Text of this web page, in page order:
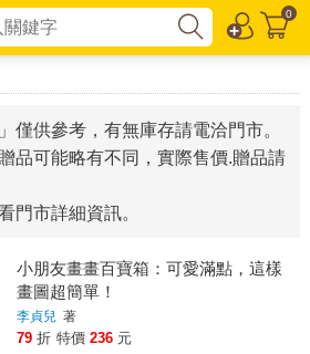
0
僅供參考，有無庫存請電洽門市。
品可能略有不同，實際售價.贈品請
門市詳細資訊。
小朋友畫畫百寶箱：可愛滿點，這樣
畫圖超簡單！
李貞兒 著
79 折 特價 236 元